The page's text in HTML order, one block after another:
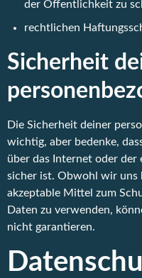
der Öffentlichkeit zu
rechtlichen
Sicherheit
Die Sicherheit deiner
wichtig, aber bedenke,
über das Internet oder der
sicher ist. Obwohl wir uns
akzeptable Mittel zum
Daten zu verwenden,
nicht garantieren.